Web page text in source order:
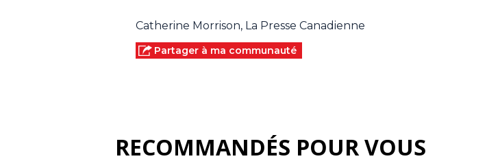
Catherine Morrison, La Presse Canadienne
Partager à ma communauté
RECOMMANDÉS POUR VOUS